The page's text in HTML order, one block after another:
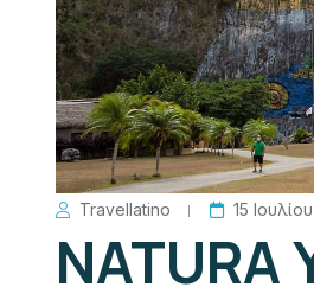
Travellatino 15
NATURA